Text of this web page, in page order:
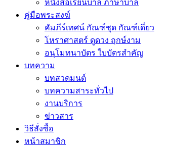
หนังสือเรียนบาลี ภาษาบาลี
คู่มือพระสงฆ์
คัมภีร์เทศน์ กัณฑ์ชุด กัณฑ์เดี่ยว
โหราศาสตร์ ดูดวง ฤกษ์งาม
อนุโมทนาบัตร ใบบัตรสำคัญ
บทความ
บทสวดมนต์
บทความสาระทั่วไป
งานบริการ
ข่าวสาร
วิธีสั่งซื้อ
หน้าสมาชิก